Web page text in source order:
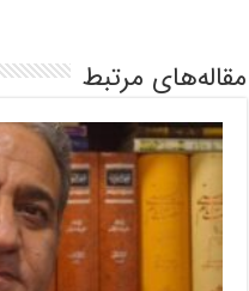
مقاله‌های مرتبط